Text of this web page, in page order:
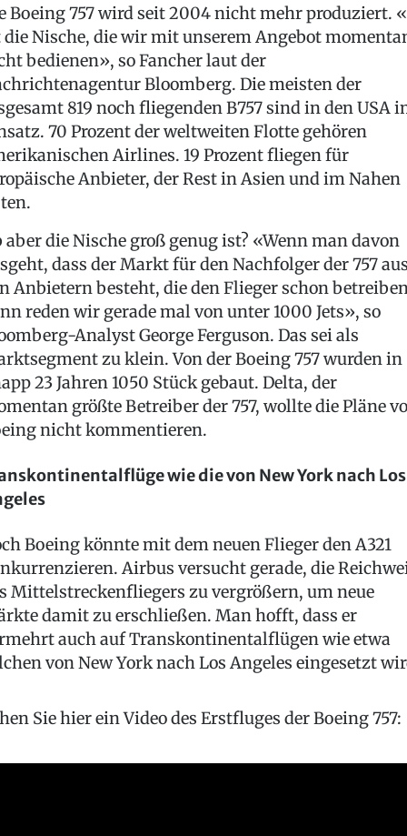
Boeing 757 wird seit 2004 nicht mehr produziert.
Nische, die wir mit unserem Angebot
bedienen», so Fancher laut der
Bloomberg. Die meisten der
819 noch fliegenden B757 sind in den USA
70 Prozent der weltweiten Flotte gehören
Airlines. 19 Prozent fliegen für
Anbieter, der Rest in Asien und im Nahen
aber die Nische groß genug ist? «Wenn man davon
dass der Markt für den Nachfolger der 757 aus
Anbietern besteht, die den Flieger schon
reden wir gerade mal von unter 1000 Jets», so
Analyst George Ferguson. Das sei als
zu klein. Von der Boeing 757 wurden in
23 Jahren 1050 Stück gebaut. Delta, der
größte Betreiber der 757, wollte die Pläne
nicht kommentieren.
wie die von New York nach Los
Boeing könnte mit dem neuen Flieger den A321
Airbus versucht gerade, die
Mittelstreckenfliegers zu vergrößern, um neue
damit zu erschließen. Man hofft, dass er
auch auf Transkontinentalflügen wie etwa
von New York nach Los Angeles eingesetzt
Sie hier ein Video des Erstfluges der Boeing 757: